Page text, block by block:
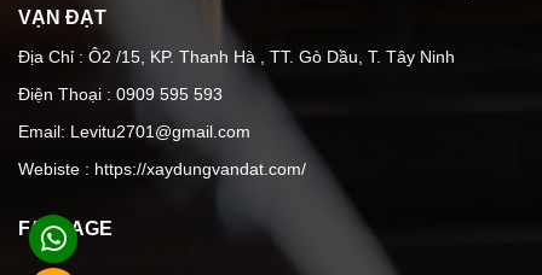
VẠN ĐẠT
Địa Chỉ : Ô2 /15, KP. Thanh Hà , TT. Gò Dầu, T. Tây Ninh
Điện Thoại : 0909 595 593
Email: Levitu2701@gmail.com
Webiste : https://xaydungvandat.com/
FANPAGE